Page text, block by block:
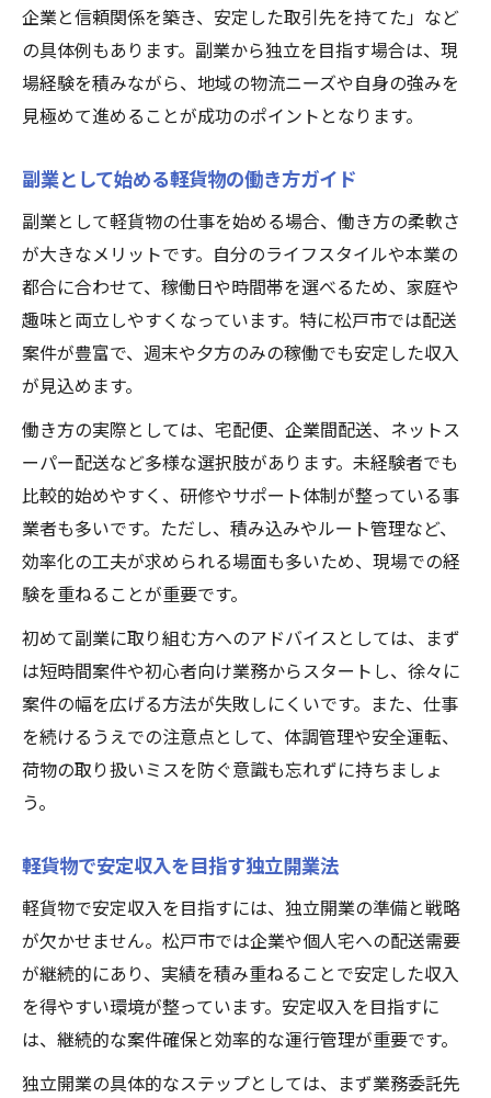
企業と信頼関係を築き、安定した取引先を持てた」など
の具体例もあります。副業から独立を目指す場合は、現
場経験を積みながら、地域の物流ニーズや自身の強みを
見極めて進めることが成功のポイントとなります。
副業として始める軽貨物の働き方ガイド
副業として軽貨物の仕事を始める場合、働き方の柔軟さ
が大きなメリットです。自分のライフスタイルや本業の
都合に合わせて、稼働日や時間帯を選べるため、家庭や
趣味と両立しやすくなっています。特に松戸市では配送
案件が豊富で、週末や夕方のみの稼働でも安定した収入
が見込めます。
働き方の実際としては、宅配便、企業間配送、ネットス
ーパー配送など多様な選択肢があります。未経験者でも
比較的始めやすく、研修やサポート体制が整っている事
業者も多いです。ただし、積み込みやルート管理など、
効率化の工夫が求められる場面も多いため、現場での経
験を重ねることが重要です。
初めて副業に取り組む方へのアドバイスとしては、まず
は短時間案件や初心者向け業務からスタートし、徐々に
案件の幅を広げる方法が失敗しにくいです。また、仕事
を続けるうえでの注意点として、体調管理や安全運転、
荷物の取り扱いミスを防ぐ意識も忘れずに持ちましょ
う。
軽貨物で安定収入を目指す独立開業法
軽貨物で安定収入を目指すには、独立開業の準備と戦略
が欠かせません。松戸市では企業や個人宅への配送需要
が継続的にあり、実績を積み重ねることで安定した収入
を得やすい環境が整っています。安定収入を目指すに
は、継続的な案件確保と効率的な運行管理が重要です。
独立開業の具体的なステップとしては、まず業務委託先